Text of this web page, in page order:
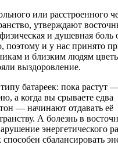
или расстроенного
утверждают
и душевная боль
поэтому и у нас принято
и близким людям
выздоровление.
батареек: пока растут
а когда вы срываете едва
— начинают отдавать её
А болезнь в
энергетического
сбалансировать